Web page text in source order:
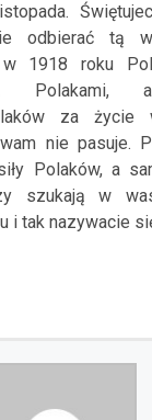
odbierać tą
1918 roku
Polakami,
za
nie pasuje.
Polaków, a
szukają w
i tak nazywacie